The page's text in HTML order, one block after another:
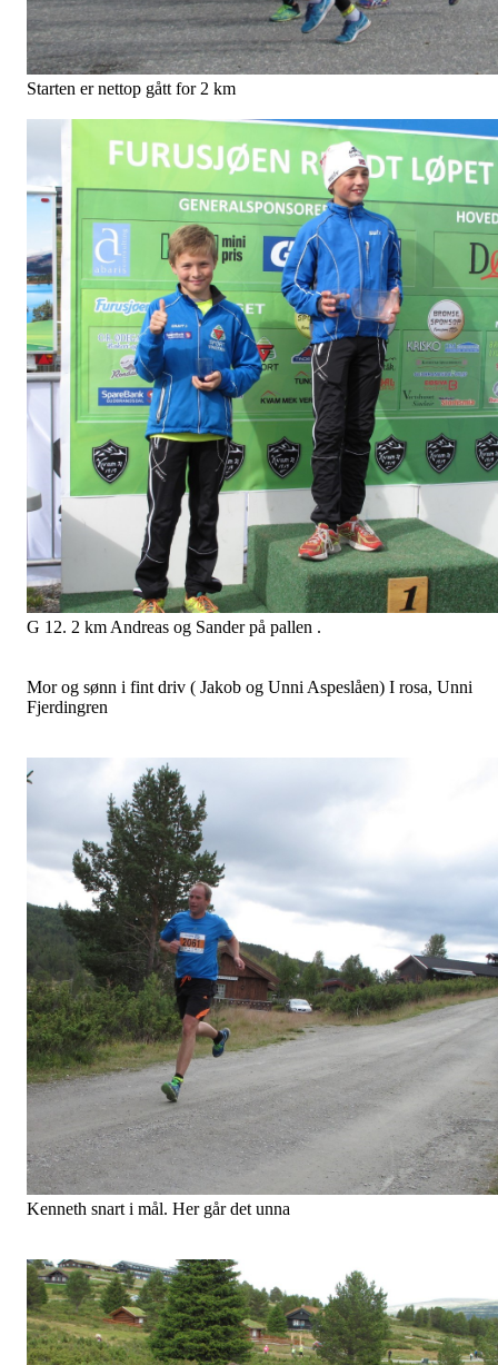
Naboklubben vår, Kvam IL har ei perle oppå Kvamsfjellet. Og
Furusjøen rundt vil nok vekse seg større med åra.
Gledeleg å sjå at mange stiller opp. Tormod skilag var godt
representert. Og Frisk i Fron hadde ca 20 stk på start, alle kledd
vest. Kjempebra med slik fellesskap, og å ha eit felles mål. Lover
bra for framtida det !
Det var god løpstemperatur, men litt vind innimellom.
Løypelengder: Den lengste løypa var 17.8. Mosjon var 8.2. For dei
yngste var Snipp 0.5 km, Snapp 0.7, og 1 km og 2 km
For fullstendig resultatliste gå inn på heimesida til Kvam IL
Takk for fint arrangement.
Nå håper vi at mange som var her, vil møte opp på Hånahoppløpet
om 14.dager
Her er nokre bilder, knipsa litt her og der.
Starten er nettop gått for 2 km
G 12. 2 km Andreas og Sander på pallen .